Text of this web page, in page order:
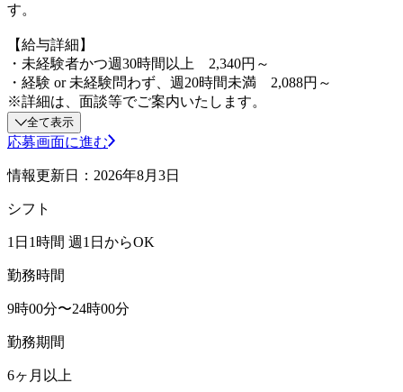
す。
【給与詳細】
・未経験者かつ週30時間以上 2,340円～
・経験 or 未経験問わず、週20時間未満 2,088円～
※詳細は、面談等でご案内いたします。
全て表示
応募画面に進む
情報更新日：2026年8月3日
シフト
1日1時間 週1日からOK
勤務時間
9時00分〜24時00分
勤務期間
6ヶ月以上